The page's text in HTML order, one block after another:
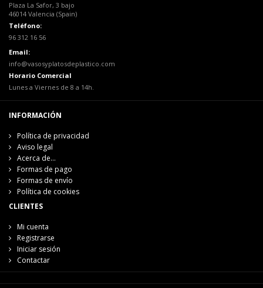
Plaza La Safor, 3 bajo
46014 Valencia (Spain)
Teléfono:
96 312 16 56
Email:
info@vasosyplatosdeplastico.com
Horario Comercial
Lunes a Viernes de 8 a 14h.
INFORMACIÓN
Política de privacidad
Aviso legal
Acerca de...
Formas de pago
Formas de envío
Política de cookies
CLIENTES
Mi cuenta
Registrarse
Iniciar sesión
Contactar